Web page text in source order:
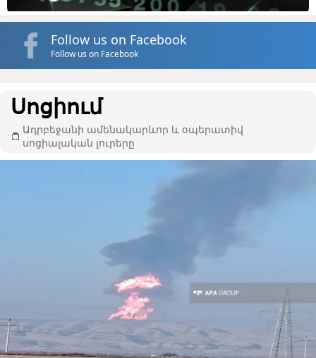
Follow us on Facebook
Follow us on Facebook
Սոցիում
Ադրբեջանի ամենակարևոր և օպերատիվ
սոցիալական լուրերը